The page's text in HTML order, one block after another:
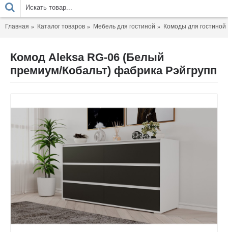
Главная Каталог товаров Мебель для гостиной Комоды для гостиной
Комод Aleksa RG-06 (Белый
премиум/Кобальт) фабрика Рэйгрупп